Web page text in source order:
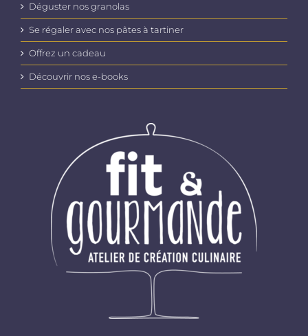
Déguster nos granolas
Se régaler avec nos pâtes à tartiner
Offrez un cadeau
Découvrir nos e-books